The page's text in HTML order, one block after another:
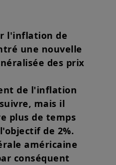
l'inflation de
une nouvelle
des prix
de l'inflation
mais il
plus de temps
de 2%.
américaine
conséquent